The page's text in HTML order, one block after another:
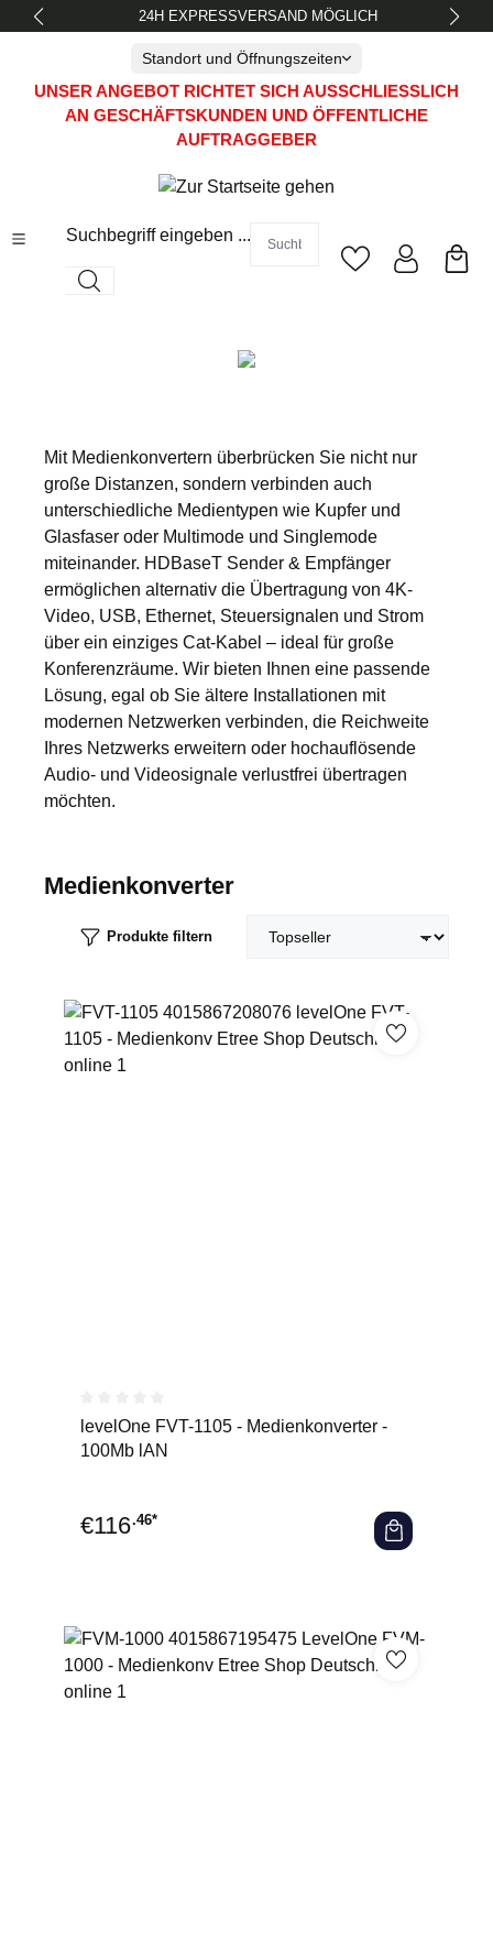
springen 24H EXPRESSVERSAND MÖGLICH
Standort und Öffnungszeiten
UNSER ANGEBOT RICHTET SICH AUSSCHLIESSLICH A
N GESCHÄFTSKUNDEN UND ÖFFENTLICHE A
UFTRAGGEBER
Suchbegriff eingeben ...
Mit Medienkonvertern überbrücken Sie nicht nur
große Distanzen, sondern verbinden auch
unterschiedliche Medientypen wie Kupfer und
Glasfaser oder Multimode und Singlemode
miteinander. HDBaseT Sender & Empfänger
ermöglichen alternativ die Übertragung von 4K-
Video, USB, Ethernet, Steuersignalen und Strom
über ein einziges Cat-Kabel – ideal für große
Konferenzräume. Wir bieten Ihnen eine passende
Lösung, egal ob Sie ältere Installationen mit
modernen Netzwerken verbinden, die Reichweite
Ihres Netzwerks erweitern oder hochauflösende
Audio- und Videosignale verlustfrei übertragen
möchten.
Medienkonverter
Produkte filtern
Durchschnittliche Bewertung von 0 von 5 Sternen
levelOne FVT-1105 - Medienkonverter -
100Mb lAN
€116.46*